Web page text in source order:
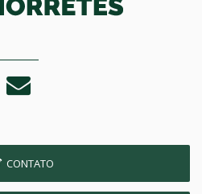
CONTATO